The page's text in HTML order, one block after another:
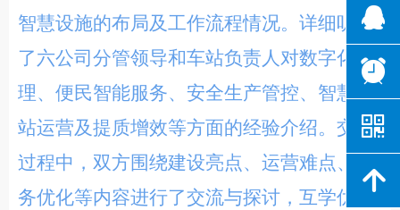
智慧设施的布局及工作流程情况。详细听取
了六公司分管领导和车站负责人对数字化管
理、便民智能服务、安全生产管控、智慧车
站运营及提质增效等方面的经验介绍。交流
过程中，双方围绕建设亮点、运营难点、服
务优化等内容进行了交流与探讨，互学优秀
뀩
뀥
낃
녕